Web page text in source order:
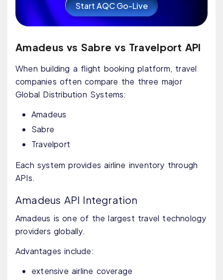
Start AQC Go-Live
Amadeus vs Sabre vs Travelport API
When building a flight booking platform, travel
companies often compare the three major
Global Distribution Systems:
Amadeus
Sabre
Travelport
Each system provides airline inventory through
APIs.
Amadeus API Integration
Amadeus is one of the largest travel technology
providers globally.
Advantages include:
extensive airline coverage